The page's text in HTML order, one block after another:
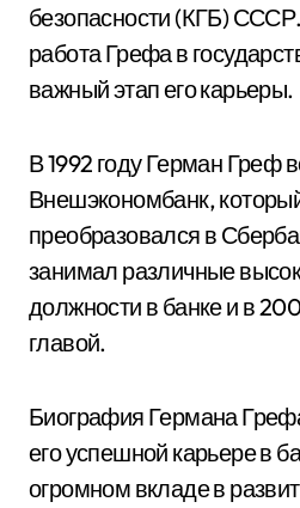
безопасности (КГБ)
работа Грефа в
важный этап его карьеры.
В 1992 году Герман Греф
Внешэкономбанк,
преобразовался в
занимал различные
должности в банке и в
главой.
Биография Германа
его успешной карьере в
огромном вкладе в